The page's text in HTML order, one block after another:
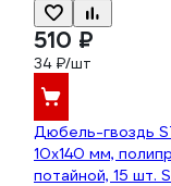
510 ₽
34 ₽/шт
Дюбель-гвоздь
10x140 мм,
потайной, 15 шт.